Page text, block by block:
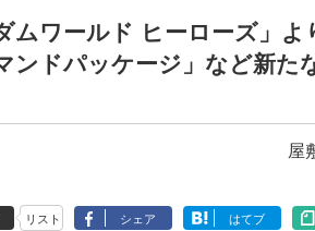
ムワールド ヒーローズ」
ンドパッケージ」など新た
屋
リスト シェア はてブ